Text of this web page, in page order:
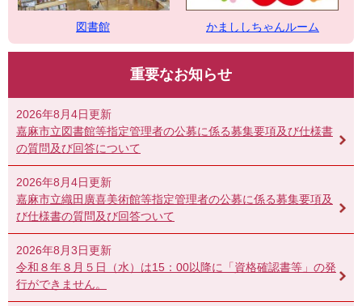
図書館 かまししちゃんルーム
重要なお知らせ
2026年8月4日更新
嘉麻市立図書館等指定管理者の公募に係る募集要項及び仕様書
の質問及び回答について
2026年8月4日更新
嘉麻市立織田廣喜美術館等指定管理者の公募に係る募集要項及
び仕様書の質問及び回答ついて
2026年8月3日更新
令和８年８月５日（水）は15：00以降に「資格確認書等」の発
行ができません。